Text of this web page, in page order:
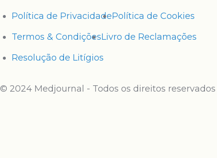
Política de PrivacidadePolítica de Cookies
Termos & CondiçõesLivro de Reclamações
Resolução de Litígios
© 2024 Medjournal - Todos os direitos reservados